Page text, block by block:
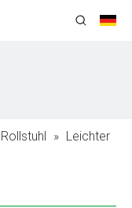
» Leichter